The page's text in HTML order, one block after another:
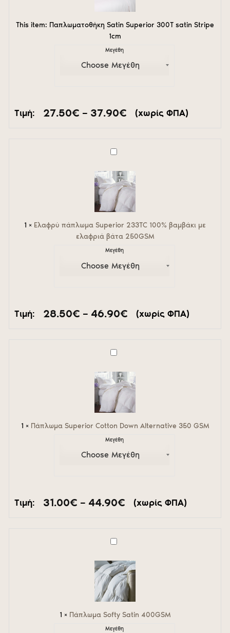
This item: Παπλωματοθήκη Satin Superior 300Τ satin Stripe
1cm
Μεγέθη
Τιμή: 27.50€ – 37.90€ Price
(χωρίς ΦΠΑ)
ελαφριά
1 × Ελαφρύ πάπλωμα Superior 233TC 100% βαμβάκι με
ελαφριά βάτα 250GSM
Μεγέθη
Τιμή: 28.50€ – 46.90€ Price
range:
(χωρίς ΦΠΑ)
1 × Πάπλωμα Superior Cotton Down Alternative 350 GSM
Μεγέθη
Τιμή: 31.00€ – 44.90€ Price
(χωρίς ΦΠΑ)
1 × Πάπλωμα Softy Satin 400GSM
Μεγέθη